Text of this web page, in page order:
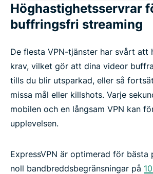
Höghastighetsservrar
buffringsfri streaming
De flesta VPN-tjänster har svårt att
krav, vilket gör att dina videor
tills du blir utsparkad, eller så
missa mål eller killshots. Varje
mobilen och en långsam VPN kan
upplevelsen.
ExpressVPN är optimerad för bästa
noll bandbreddsbegränsningar på